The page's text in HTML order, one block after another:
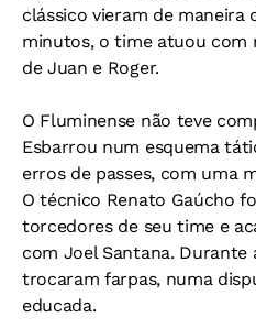
clássico vieram de
minutos, o time atuou com
de Juan e Roger.
O Fluminense não teve
Esbarrou num esquema
erros de passes, com uma
O técnico Renato Gaúcho
torcedores de seu time e
com Joel Santana. Durante
trocaram farpas, numa
educada.